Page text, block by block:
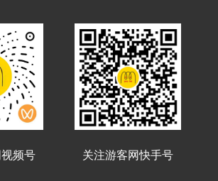
频号 关注游客网快手号